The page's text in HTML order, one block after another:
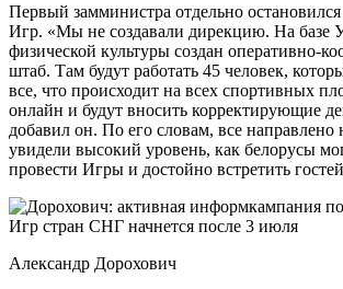
Первый замминистра отдельно
Игр. «Мы не создавали дирекцию. На базе
физической культуры создан оперативно-
штаб. Там будут работать 45 человек,
все, что происходит на всех спортивных
онлайн и будут вносить корректирующие
добавил он. По его словам, все направлено
увидели высокий уровень, как белорусы
провести Игры и достойно встретить
Александр Дорохович